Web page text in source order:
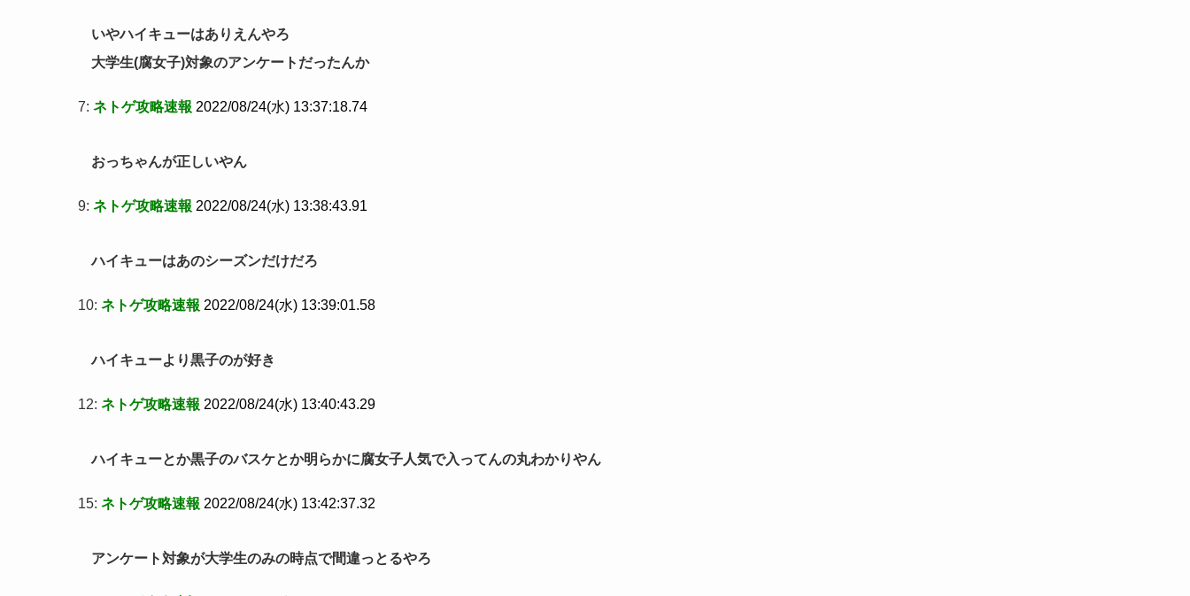
いやハイキューはありえんやろ
大学生(腐女子)対象のアンケートだったんか
7: ネトゲ攻略速報 2022/08/24(水) 13:37:18.74
おっちゃんが正しいやん
9: ネトゲ攻略速報 2022/08/24(水) 13:38:43.91
ハイキューはあのシーズンだけだろ
10: ネトゲ攻略速報 2022/08/24(水) 13:39:01.58
ハイキューより黒子のが好き
12: ネトゲ攻略速報 2022/08/24(水) 13:40:43.29
ハイキューとか黒子のバスケとか明らかに腐女子人気で入ってんの丸わかりやん
15: ネトゲ攻略速報 2022/08/24(水) 13:42:37.32
アンケート対象が大学生のみの時点で間違っとるやろ